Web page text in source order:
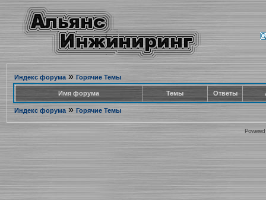
Индекс форума» Горячие Темы
Имя форума Темы Ответы
Индекс форума» Горячие Темы